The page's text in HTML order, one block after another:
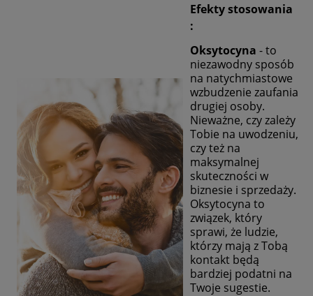
Efekty stosowania
:
Oksytocyna - to
niezawodny sposób
na natychmiastowe
wzbudzenie zaufania
drugiej osoby.
Nieważne, czy zależy
Tobie na uwodzeniu,
czy też na
maksymalnej
skuteczności w
biznesie i sprzedaży.
Oksytocyna to
związek, który
sprawi, że ludzie,
którzy mają z Tobą
kontakt będą
bardziej podatni na
Twoje sugestie.